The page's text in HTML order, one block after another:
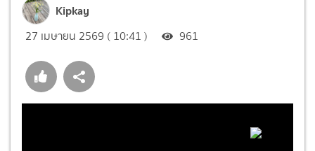
Kipkay
27 เมษายน 2569 ( 10:41 ) 961